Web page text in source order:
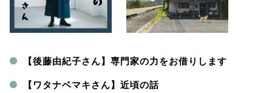
【後藤由紀子さん】専門家の力をお借りします
【ワタナベマキさん】近頃の話